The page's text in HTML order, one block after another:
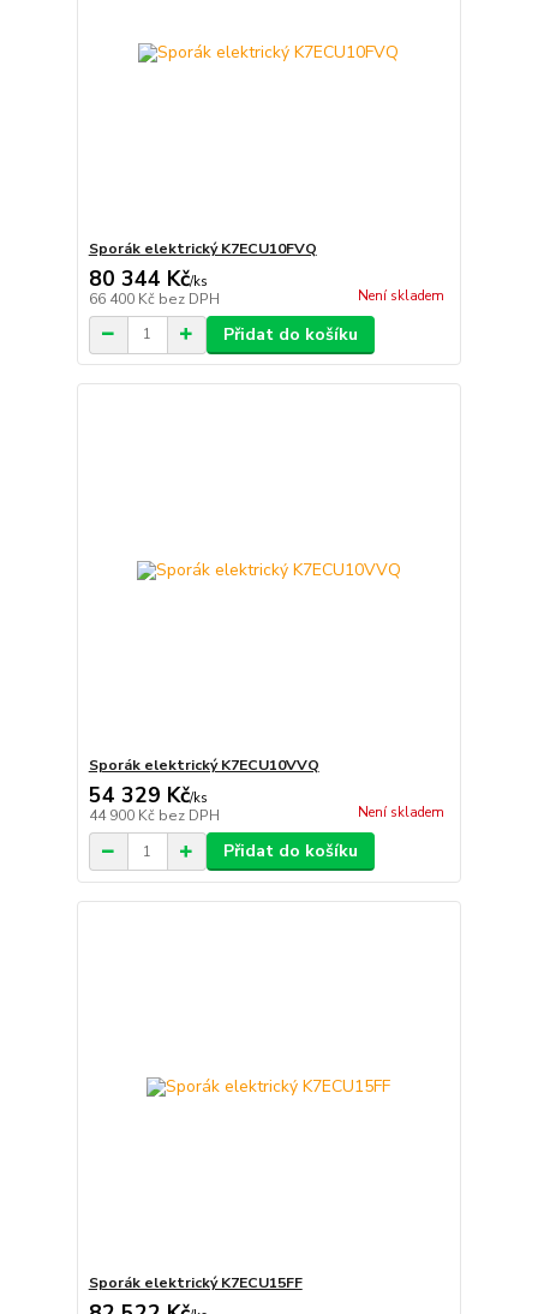
Sporák elektrický K7ECU10FVQ
80 344 Kč/ks
66 400 Kč bez DPH Není skladem
Přidat do košíku
Sporák elektrický K7ECU10VVQ
54 329 Kč/ks
44 900 Kč bez DPH Není skladem
Přidat do košíku
Sporák elektrický K7ECU15FF